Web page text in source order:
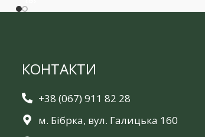
КОНТАКТИ
+38 (067) 911 82 28
м. Бібрка, вул. Галицька 160